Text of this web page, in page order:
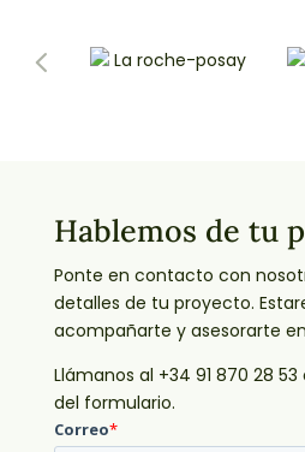
Hablemos de tu
Ponte en contacto con
detalles de tu proyecto.
acompañarte y asesorarte
Llámanos al +34 91 870 28
del formulario.